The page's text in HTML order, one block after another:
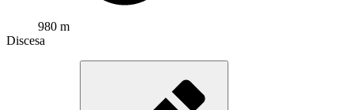
980 m
Discesa